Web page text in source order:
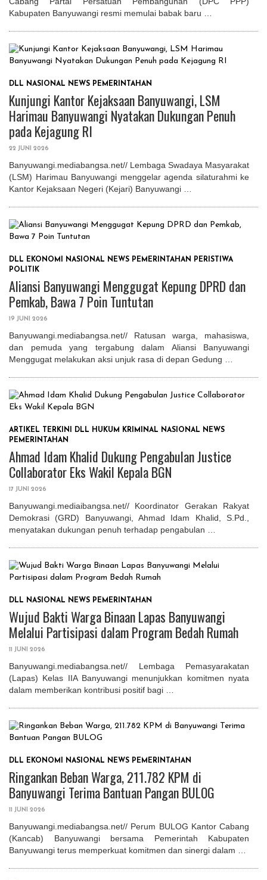
Kabupaten Banyuwangi resmi memulai babak baru …
DLL NASIONAL NEWS PEMERINTAHAN
Kunjungi Kantor Kejaksaan Banyuwangi, LSM
Harimau Banyuwangi Nyatakan Dukungan Penuh
pada Kejagung RI
22 JUNI 2026
Banyuwangi.mediabangsa.net// Lembaga Swadaya Masyarakat
(LSM) Harimau Banyuwangi menggelar agenda silaturahmi ke
Kantor Kejaksaan Negeri (Kejari) Banyuwangi …
DLL EKONOMI NASIONAL NEWS PEMERINTAHAN PERISTIWA
POLITIK
Aliansi Banyuwangi Menggugat Kepung DPRD dan
Pemkab, Bawa 7 Poin Tuntutan
19 JUNI 2026
Banyuwangi.mediabangsa.net// Ratusan warga, mahasiswa,
dan pemuda yang tergabung dalam Aliansi Banyuwangi
Menggugat melakukan aksi unjuk rasa di depan Gedung …
ARTIKEL TERKINI DLL HUKUM KRIMINAL NASIONAL NEWS
PEMERINTAHAN
Ahmad Idam Khalid Dukung Pengabulan Justice
Collaborator Eks Wakil Kepala BGN
17 JUNI 2026
Banyuwangi.mediaibangsa.net// Koordinator Gerakan Rakyat
Demokrasi (GRD) Banyuwangi, Ahmad Idam Khalid, S.Pd.,
menyatakan dukungan penuh terhadap pengabulan …
DLL NASIONAL NEWS PEMERINTAHAN
Wujud Bakti Warga Binaan Lapas Banyuwangi
Melalui Partisipasi dalam Program Bedah Rumah
11 JUNI 2026
Banyuwangi.mediabangsa.net// Lembaga Pemasyarakatan
(Lapas) Kelas IIA Banyuwangi menunjukkan komitmen nyata
dalam memberikan kontribusi positif bagi …
DLL EKONOMI NASIONAL NEWS PEMERINTAHAN
Ringankan Beban Warga, 211.782 KPM di
Banyuwangi Terima Bantuan Pangan BULOG
11 JUNI 2026
Banyuwangi.mediabangsa.net// Perum BULOG Kantor Cabang
(Kancab) Banyuwangi bersama Pemerintah Kabupaten
Banyuwangi terus memperkuat komitmen dan sinergi dalam …